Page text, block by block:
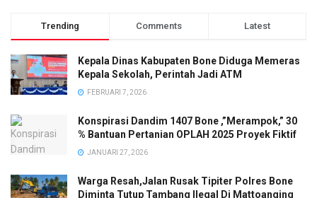
Trending Comments Latest
Kepala Dinas Kabupaten Bone Diduga Memeras
Kepala Sekolah, Perintah Jadi ATM
FEBRUARI 7, 2026
Konspirasi Dandim 1407 Bone ,”Merampok,” 30
% Bantuan Pertanian OPLAH 2025 Proyek Fiktif
JANUARI 27, 2026
Warga Resah,Jalan Rusak Tipiter Polres Bone
Diminta Tutup Tambang Ilegal Di Mattoanging